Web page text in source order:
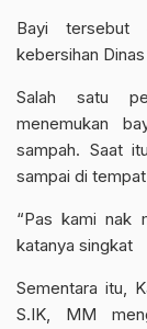
Bayi tersebut
kebersihan
Salah satu
menemukan
sampah. Saat
sampai di
“Pas kami nak
katanya singkat
Sementara itu,
S.IK, MM